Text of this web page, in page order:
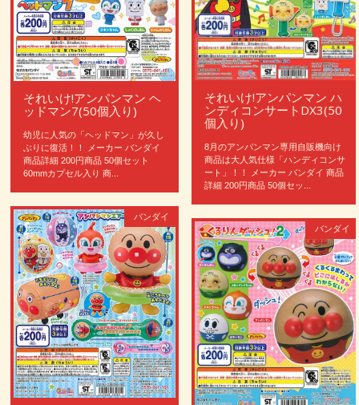
それいけ!アンパンマン ハ
ンディコンサートDX3(50
個入り)
8月のアンパンマン専用自販機向け
商品は大人気仕様「ハンディコンサ
ート」！！ メーカー バンダイ 商品
詳細 200円商品 50個セッ...
それいけ!アンパンマン ヘ
ッドマン7(50個入り)
幼児に人気の「ヘッドマン」が久し
ぶりに復活！！ メーカー バンダイ
商品詳細 200円商品 50個セット
60mmカプセル入り 商...
バンダイ
バンダイ